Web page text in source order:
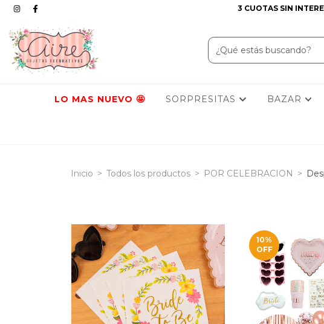
3 CUOTAS SIN
LO MAS NUEVO SORPRESITAS BAZAR
Inicio > Todos los productos > POR CELEBRACION >
10%
OFF